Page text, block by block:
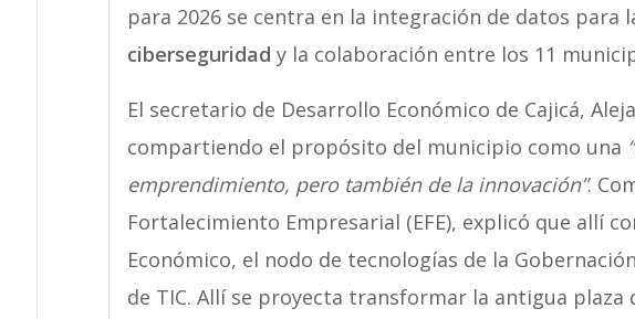
para 2026 se centra en la integración de datos para
ciberseguridad y la colaboración entre los 11
El secretario de Desarrollo Económico de Cajicá,
compartiendo el propósito del municipio como una
emprendimiento, pero también de la innovación”.
Fortalecimiento Empresarial (EFE), explicó que allí
Económico, el nodo de tecnologías de la
de TIC. Allí se proyecta transformar la antigua plaza